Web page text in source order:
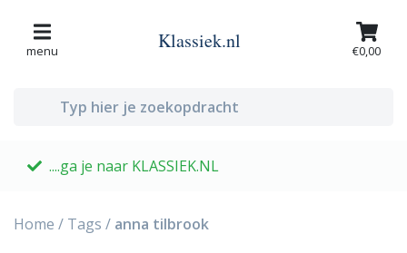
menu Klassiek.nl €0,00
....ga je naar KLASSIEK.NL
Home / Tags / anna tilbrook